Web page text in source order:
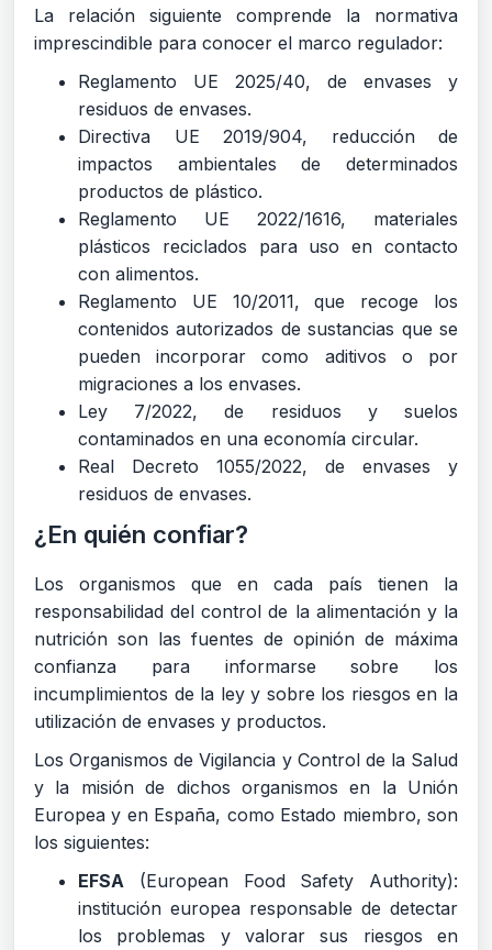
La relación siguiente comprende la normativa
imprescindible para conocer el marco regulador:
Reglamento UE 2025/40, de envases y
residuos de envases.
Directiva UE 2019/904, reducción de
impactos ambientales de determinados
productos de plástico.
Reglamento UE 2022/1616, materiales
plásticos reciclados para uso en contacto
con alimentos.
Reglamento UE 10/2011, que recoge los
contenidos autorizados de sustancias que se
pueden incorporar como aditivos o por
migraciones a los envases.
Ley 7/2022, de residuos y suelos
contaminados en una economía circular.
Real Decreto 1055/2022, de envases y
residuos de envases.
¿En quién confiar?
Los organismos que en cada país tienen la
responsabilidad del control de la alimentación y la
nutrición son las fuentes de opinión de máxima
confianza para informarse sobre los
incumplimientos de la ley y sobre los riesgos en la
utilización de envases y productos.
Los Organismos de Vigilancia y Control de la Salud
y la misión de dichos organismos en la Unión
Europea y en España, como Estado miembro, son
los siguientes:
EFSA (European Food Safety Authority):
institución europea responsable de detectar
los problemas y valorar sus riesgos en